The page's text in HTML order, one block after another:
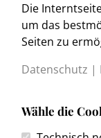
Die
um das
Seiten zu
Datenschutz |
Wähle die